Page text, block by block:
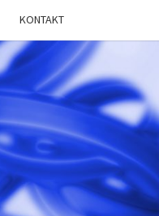
KONTAKT